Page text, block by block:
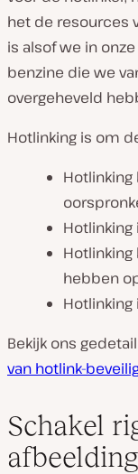
het de resources
is alsof we in
benzine die we
overgeheveld
Hotlinking is om
Hotlinking
Hotlinking
hebben
Bekijk ons
van hotlink-
Schakel